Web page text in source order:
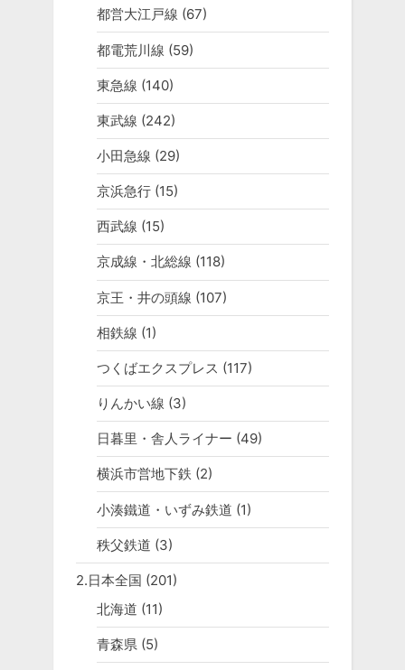
都営大江戸線 (67)
都電荒川線 (59)
東急線 (140)
東武線 (242)
小田急線 (29)
京浜急行(15)
西武線 (15)
京成線・北総線 (118)
京王・井の頭線 (107)
相鉄線 (1)
つくばエクスプレス (117)
りんかい線 (3)
日暮里・舎人ライナー (49)
横浜市営地下鉄 (2)
小湊鐵道・いずみ鉄道 (1)
秩父鉄道 (3)
2.日本全国 (201)
北海道 (11)
青森県(5)